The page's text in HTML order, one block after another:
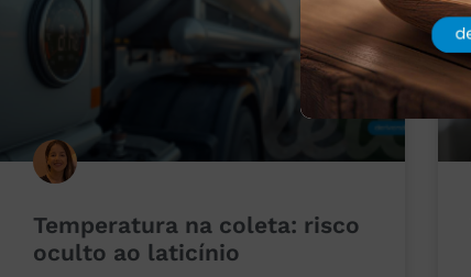
Temperatura na coleta: risco
oculto ao laticínio